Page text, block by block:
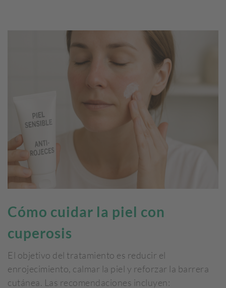
Cómo cuidar la piel con
cuperosis
El objetivo del tratamiento es reducir el
enrojecimiento, calmar la piel y reforzar la barrera
cutánea. Las recomendaciones incluyen: